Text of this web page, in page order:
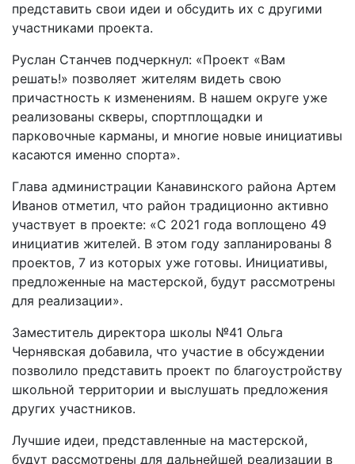
представить свои идеи и обсудить их с другими
участниками проекта.
Руслан Станчев подчеркнул: «Проект «Вам
решать!» позволяет жителям видеть свою
причастность к изменениям. В нашем округе уже
реализованы скверы, спортплощадки и
парковочные карманы, и многие новые инициативы
касаются именно спорта».
Глава администрации Канавинского района Артем
Иванов отметил, что район традиционно активно
участвует в проекте: «С 2021 года воплощено 49
инициатив жителей. В этом году запланированы 8
проектов, 7 из которых уже готовы. Инициативы,
предложенные на мастерской, будут рассмотрены
для реализации».
Заместитель директора школы №41 Ольга
Чернявская добавила, что участие в обсуждении
позволило представить проект по благоустройству
школьной территории и выслушать предложения
других участников.
Лучшие идеи, представленные на мастерской,
будут рассмотрены для дальнейшей реализации в